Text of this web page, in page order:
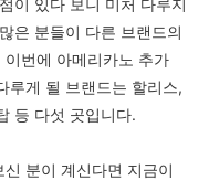
은 분들이 다른 브랜드의
번에 아메리카노 추가
루게 될 브랜드는 할리스,
등 다섯 곳입니다.
분이 계신다면 지금이